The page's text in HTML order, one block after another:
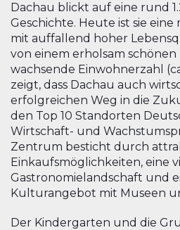
Dachau blickt auf eine rund
Geschichte. Heute ist sie
mit auffallend hoher
von einem erholsam schönen
wachsende Einwohnerzahl
zeigt, dass Dachau auch
erfolgreichen Weg in die
den Top 10 Standorten
Wirtschaft- und
Zentrum besticht durch
Einkaufsmöglichkeiten, eine
Gastronomielandschaft und
Kulturangebot mit Museen
Der Kindergarten und die